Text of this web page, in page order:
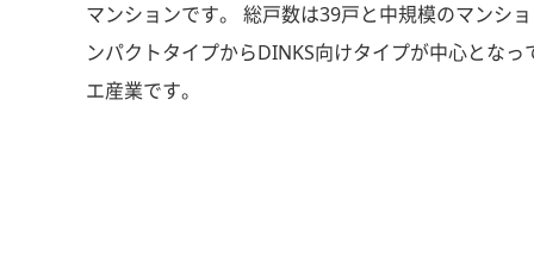
マンションです。 総戸数は39戸と中規模のマンシ
ンパクトタイプからDINKS向けタイプが中心とな
エ産業です。